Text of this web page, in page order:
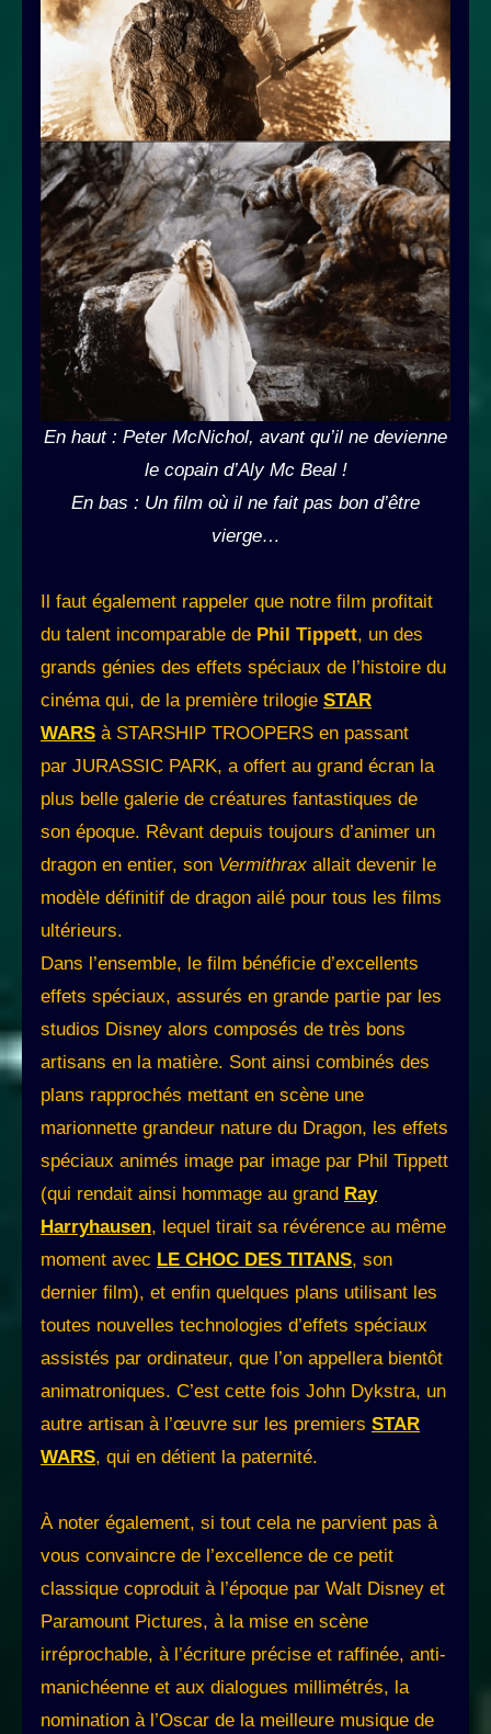
En haut : Peter McNichol, avant qu’il ne devienne
le copain d’Aly Mc Beal !
En bas : Un film où il ne fait pas bon d’être
vierge…
Il faut également rappeler que notre film profitait
du talent incomparable de Phil Tippett, un des
grands génies des effets spéciaux de l’histoire du
cinéma qui, de la première trilogie STAR
WARS à STARSHIP TROOPERS en passant
par JURASSIC PARK, a offert au grand écran la
plus belle galerie de créatures fantastiques de
son époque. Rêvant depuis toujours d’animer un
dragon en entier, son Vermithrax allait devenir le
modèle définitif de dragon ailé pour tous les films
ultérieurs.
Dans l’ensemble, le film bénéficie d’excellents
effets spéciaux, assurés en grande partie par les
studios Disney alors composés de très bons
artisans en la matière. Sont ainsi combinés des
plans rapprochés mettant en scène une
marionnette grandeur nature du Dragon, les effets
spéciaux animés image par image par Phil Tippett
(qui rendait ainsi hommage au grand Ray
Harryhausen, lequel tirait sa révérence au même
moment avec LE CHOC DES TITANS, son
dernier film), et enfin quelques plans utilisant les
toutes nouvelles technologies d’effets spéciaux
assistés par ordinateur, que l’on appellera bientôt
animatroniques. C’est cette fois John Dykstra, un
autre artisan à l’œuvre sur les premiers STAR
WARS, qui en détient la paternité.
À noter également, si tout cela ne parvient pas à
vous convaincre de l’excellence de ce petit
classique coproduit à l’époque par Walt Disney et
Paramount Pictures, à la mise en scène
irréprochable, à l’écriture précise et raffinée, anti-
manichéenne et aux dialogues millimétrés, la
nomination à l’Oscar de la meilleure musique de